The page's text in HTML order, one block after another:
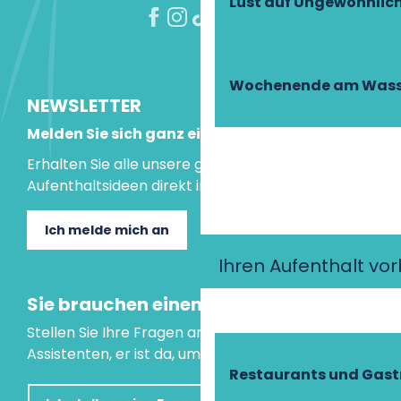
Wochenende am
Ihren Aufenthalt
Restaurants und
NEWSLETTER
Melden Sie sich ganz einfach an!
Erhalten Sie alle unsere guten Tipps und
Aufenthaltsideen direkt in Ihre Mailbox.
Ich melde mich an
Sie brauchen einen Rat?
Stellen Sie Ihre Fragen an unseren virtuellen
Assistenten, er ist da, um Ihnen zu helfen.